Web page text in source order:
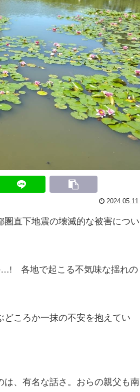
2024.05.11
直下地震の壊滅的な被害につい
…! 各地で起こる不気味な揺れの
どころか一抹の不安を抱えてい
は、有名な話さ。おらの親父も南